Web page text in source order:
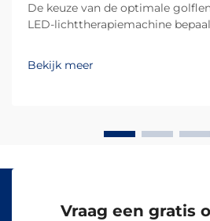
De keuze van de optimale
LED-lichttherapiemachine
klanten. Verschillende
verschillende dieptes in de huid
Bekijk meer
Vraag een gratis